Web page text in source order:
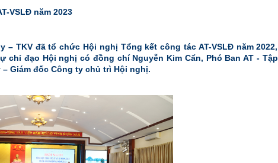
VSLĐ năm 2023
– TKV đã tổ chức Hội nghị Tổng kết công tác AT-VSLĐ năm 2022,
chỉ đạo Hội nghị có đồng chí Nguyễn Kim Cẩn, Phó Ban AT - Tập
Giám đốc Công ty chủ trì Hội nghị.